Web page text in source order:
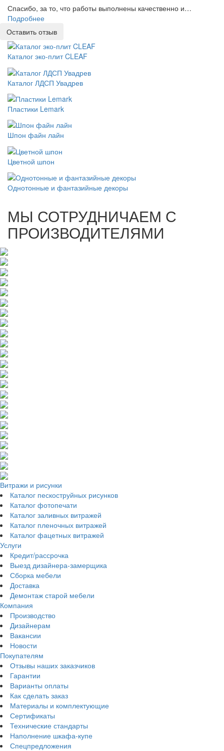
Спасибо, за то, что работы выполнены качественно и…
Подробнее
Оставить отзыв
Каталог эко-плит CLEAF
Каталог ЛДСП Увадрев
Пластики Lemark
Шпон файн лайн
Цветной шпон
Однотонные и фантазийные декоры
МЫ СОТРУДНИЧАЕМ С
ПРОИЗВОДИТЕЛЯМИ
Витражи и рисунки
Каталог пескоструйных рисунков
Каталог фотопечати
Каталог заливных витражей
Каталог пленочных витражей
Каталог фацетных витражей
Услуги
Кредит/рассрочка
Выезд дизайнера-замерщика
Сборка мебели
Доставка
Демонтаж старой мебели
Компания
Производство
Дизайнерам
Вакансии
Новости
Покупателям
Отзывы наших заказчиков
Гарантии
Варианты оплаты
Как сделать заказ
Материалы и комплектующие
Сертификаты
Технические стандарты
Наполнение шкафа-купе
Спецпредложения